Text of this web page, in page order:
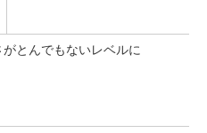
とんでもないレベルに